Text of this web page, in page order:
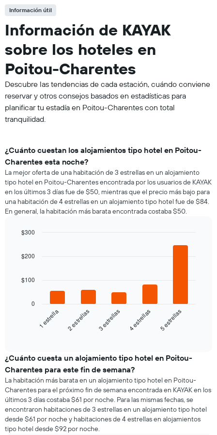
Información útil
Información de KAYAK
sobre los hoteles en
Poitou-Charentes
Descubre las tendencias de cada estación, cuándo conviene
reservar y otros consejos basados en estadísticas para
planificar tu estadía en Poitou-Charentes con total
tranquilidad.
¿Cuánto cuestan los alojamientos tipo hotel en Poitou-
Charentes esta noche?
La mejor oferta de una habitación de 3 estrellas en un alojamiento
tipo hotel en Poitou-Charentes encontrada por los usuarios de KAYAK
en los últimos 3 días fue de $50, mientras que el precio más bajo para
una habitación de 4 estrellas en un alojamiento tipo hotel fue de $84.
En general, la habitación más barata encontrada costaba $50.
with
siguiente
muestra
de
una
habitación
para
esta
noche,
calculado
a
partir
1 estrella 2 estrellas 3 estrellas 4 estrellas 5 estrellas
0
$100
$200
$300
¿Cuánto cuesta un alojamiento tipo hotel en Poitou-
Charentes para este fin de semana?
La habitación más barata en un alojamiento tipo hotel en Poitou-
Charentes para el próximo fin de semana encontrada en KAYAK en los
últimos 3 días costaba $61 por noche. Para las mismas fechas, se
encontraron habitaciones de 3 estrellas en un alojamiento tipo hotel
desde $61 por noche y habitaciones de 4 estrellas en alojamientos
tipo hotel desde $92 por noche.